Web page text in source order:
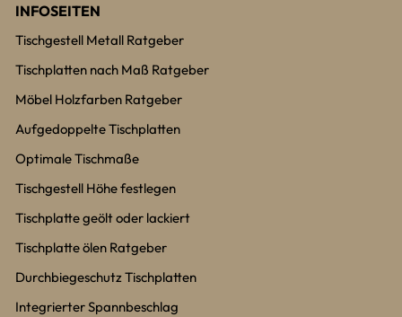
INFOSEITEN
Tischgestell Metall Ratgeber
Tischplatten nach Maß Ratgeber
Möbel Holzfarben Ratgeber
Aufgedoppelte Tischplatten
Optimale Tischmaße
Tischgestell Höhe festlegen
Tischplatte geölt oder lackiert
Tischplatte ölen Ratgeber
Durchbiegeschutz Tischplatten
Integrierter Spannbeschlag